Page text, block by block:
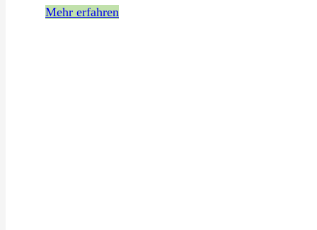
Mehr erfahren